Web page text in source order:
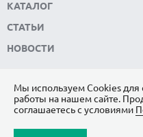
КАТАЛОГ
СТАТЬИ
НОВОСТИ
ПОДПИШИТЕСЬ НА НАС
ЯНДЕКС.ДЗЕН
Мы используем Сookies для
работы на нашем сайте.
соглашаетесь с условиями